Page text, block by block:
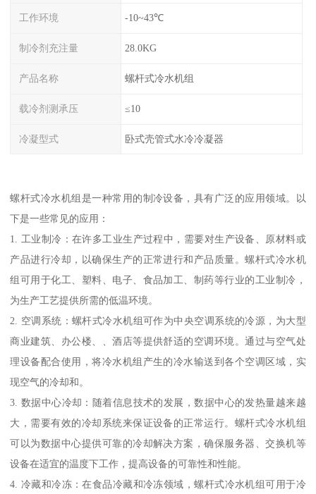
工作环境 -10~43℃
制冷剂充注量 28.0KG
产品名称 螺杆式冷水机组
载冷剂测承压 ≤10
冷凝型式 卧式壳管式水冷冷凝器
螺杆式冷水机组是一种常用的制冷设备，具有广泛的应用领域。以
下是一些常见的应用：
1. 工业制冷：在许多工业生产过程中，需要对生产设备、原材料或
产品进行冷却，以确保生产的正常进行和产品质量。螺杆式冷水机
组可用于化工、塑料、电子、食品加工、制药等行业的工业制冷，
为生产工艺提供所需的低温环境。
2. 空调系统：螺杆式冷水机组可作为中央空调系统的冷源，为大型
商业建筑、办公楼、、酒店等提供舒适的空调环境。通过与空气处
理设备配合使用，将冷水机组产生的冷水输送到各个空调区域，实
现空气的冷却和。
3. 数据中心冷却：随着信息技术的发展，数据中心的发热量越来越
大，需要有效的冷却系统来保证设备的正常运行。螺杆式冷水机组
可以为数据中心提供可靠的冷却解决方案，确保服务器、交换机等
设备在适宜的温度下工作，提高设备的可靠性和性能。
4. 冷藏和冷冻：在食品冷藏和冷冻领域，螺杆式冷水机组可用于冷